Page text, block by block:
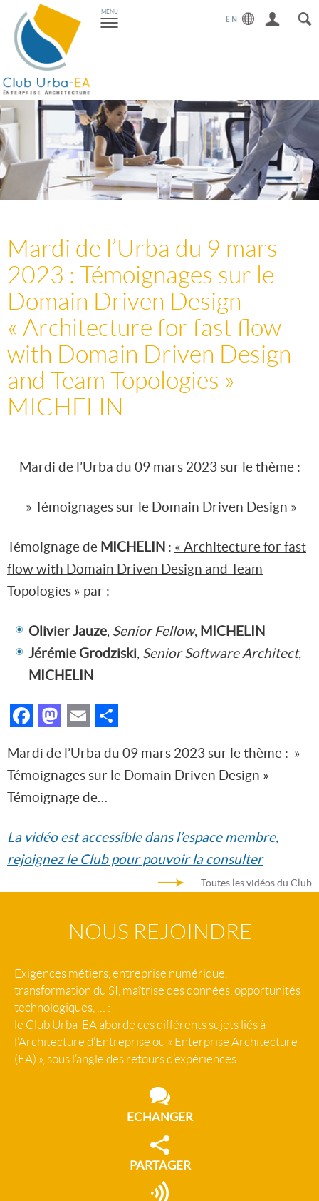
Toggle
navigation
MENU
Mardi de l’Urba du 9 mars
2023 : Témoignages sur le
Domain Driven Design –
« Architecture for fast flow
with Domain Driven Design
and Team Topologies » –
MICHELIN
Mardi de l’Urba du 09 mars 2023 sur le thème :
» Témoignages sur le Domain Driven Design »
Témoignage de MICHELIN : « Architecture for fast
flow with Domain Driven Design and Team
Topologies » par :
Olivier Jauze, Senior Fellow, MICHELIN
Jérémie Grodziski, Senior Software Architect,
MICHELIN
Facebook
Mastodon
Email
Mardi de l’Urba du 09 mars 2023 sur le thème : »
Témoignages sur le Domain Driven Design »
Témoignage de…
La vidéo est accessible dans l’espace membre,
rejoignez le Club pour pouvoir la consulter
Toutes les vidéos du Club
NOUS REJOINDRE
Exigences métiers, entreprise numérique,
transformation du SI, maîtrise des données, opportunités
technologiques, … :
le Club Urba-EA aborde ces différents sujets liés à
l’Architecture d’Entreprise ou « Enterprise Architecture
(EA) », sous l’angle des retours d’expériences.
ECHANGER
PARTAGER